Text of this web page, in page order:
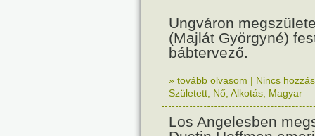
Ungváron
(Majlát Györgyné)
bábtervező.
» tovább olvasom | Nincs
Született Nő Alkotás Magyar
Los Angelesben